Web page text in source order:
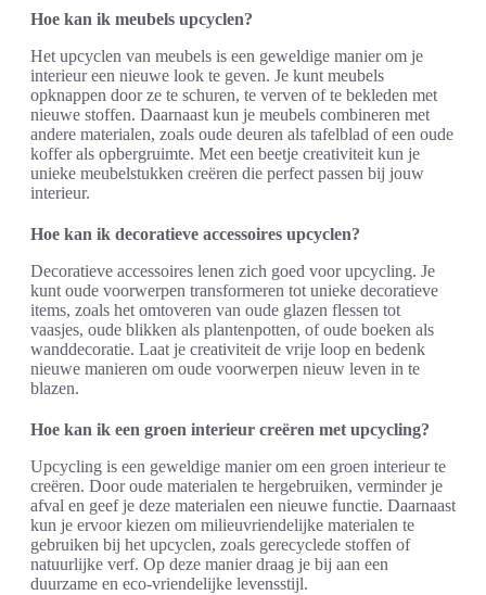
Hoe kan ik meubels upcyclen?
Het upcyclen van meubels is een geweldige manier om je
interieur een nieuwe look te geven. Je kunt meubels
opknappen door ze te schuren, te verven of te bekleden met
nieuwe stoffen. Daarnaast kun je meubels combineren met
andere materialen, zoals oude deuren als tafelblad of een oude
koffer als opbergruimte. Met een beetje creativiteit kun je
unieke meubelstukken creëren die perfect passen bij jouw
interieur.
Hoe kan ik decoratieve accessoires upcyclen?
Decoratieve accessoires lenen zich goed voor upcycling. Je
kunt oude voorwerpen transformeren tot unieke decoratieve
items, zoals het omtoveren van oude glazen flessen tot
vaasjes, oude blikken als plantenpotten, of oude boeken als
wanddecoratie. Laat je creativiteit de vrije loop en bedenk
nieuwe manieren om oude voorwerpen nieuw leven in te
blazen.
Hoe kan ik een groen interieur creëren met upcycling?
Upcycling is een geweldige manier om een groen interieur te
creëren. Door oude materialen te hergebruiken, verminder je
afval en geef je deze materialen een nieuwe functie. Daarnaast
kun je ervoor kiezen om milieuvriendelijke materialen te
gebruiken bij het upcyclen, zoals gerecyclede stoffen of
natuurlijke verf. Op deze manier draag je bij aan een
duurzame en eco-vriendelijke levensstijl.